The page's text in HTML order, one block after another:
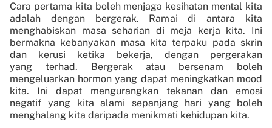
Cara pertama kita boleh menjaga kesihatan mental kita
adalah dengan bergerak. Ramai di antara kita
menghabiskan masa seharian di meja kerja kita. Ini
bermakna kebanyakan masa kita terpaku pada skrin
dan kerusi ketika bekerja, dengan pergerakan
yang terhad. Bergerak atau bersenam boleh
mengeluarkan hormon yang dapat meningkatkan mood
kita. Ini dapat mengurangkan tekanan dan emosi
negatif yang kita alami sepanjang hari yang boleh
menghalang kita daripada menikmati kehidupan kita.